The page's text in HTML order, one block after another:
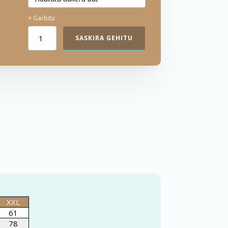
25,90€.18,00€.
Garbitu
Camiseta
logo
SASKIRA GEHITU
XXL
61
78